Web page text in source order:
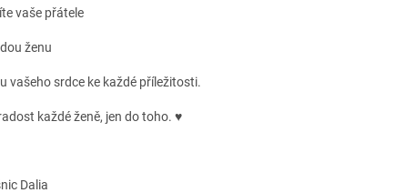
vaše přátele
ženu
vašeho srdce ke každé příležitosti.
každé ženě, jen do toho. ♥
Dalia